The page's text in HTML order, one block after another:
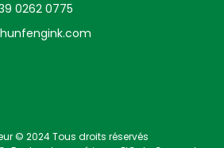
0262 0775
© 2024 Tous droits réservés